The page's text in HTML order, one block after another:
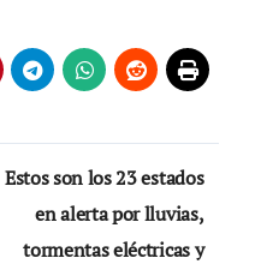
Estos son los 23 estados
en alerta por lluvias,
tormentas eléctricas y